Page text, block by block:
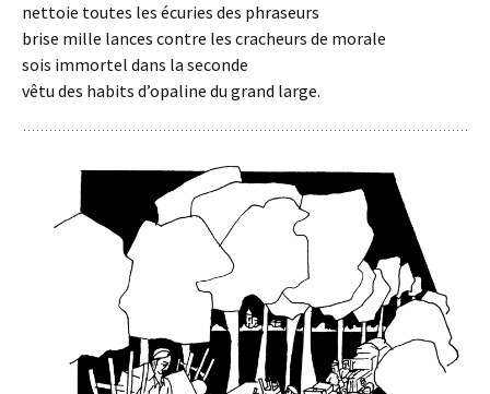
nettoie toutes les écuries des phraseurs
brise mille lances contre les cracheurs de morale
sois immortel dans la seconde
vêtu des habits d’opaline du grand large.